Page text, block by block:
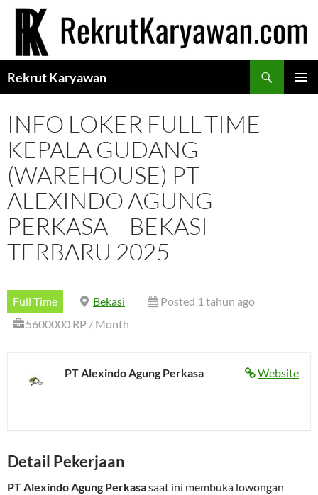
Langsung
Rekrut Karyawan
INFO LOKER FULL-TIME –
KEPALA GUDANG
(WAREHOUSE) PT
ALEXINDO AGUNG
PERKASA – BEKASI
TERBARU 2025
Full Time Bekasi
Posted 1 tahun ago
5600000 RP / Month
Website
PT Alexindo Agung Perkasa
Detail Pekerjaan
PT Alexindo Agung Perkasasaat ini membuka lowongan